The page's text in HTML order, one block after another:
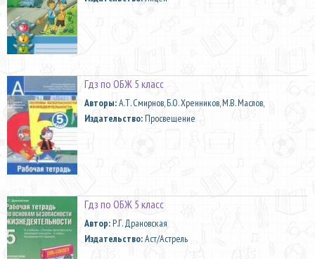
Гдз по ОБЖ 5 класс
Aвторы:А.Т. Смирнов, Б.О. Хренников, М.В. Маслов,
Издательство:Просвещение
Гдз по ОБЖ 5 класс
Автор:Р.Г. Драновская
Издательство:Аст/Астрель